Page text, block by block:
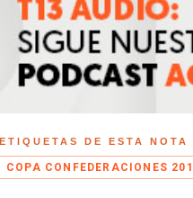
ETIQUETAS DE ESTA NOTA
COPA CONFEDERACIONES